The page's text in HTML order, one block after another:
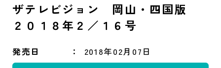
ザテレビジョン 岡山・四国版
２０１８年２／１６号
発売日 2018年02月07日